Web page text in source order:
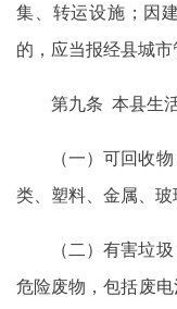
集、转运设施；因
的，应当报经县城市
第九条 本县生
（一）可回收
类、塑料、金属、玻
（二）有害垃
危险废物，包括废